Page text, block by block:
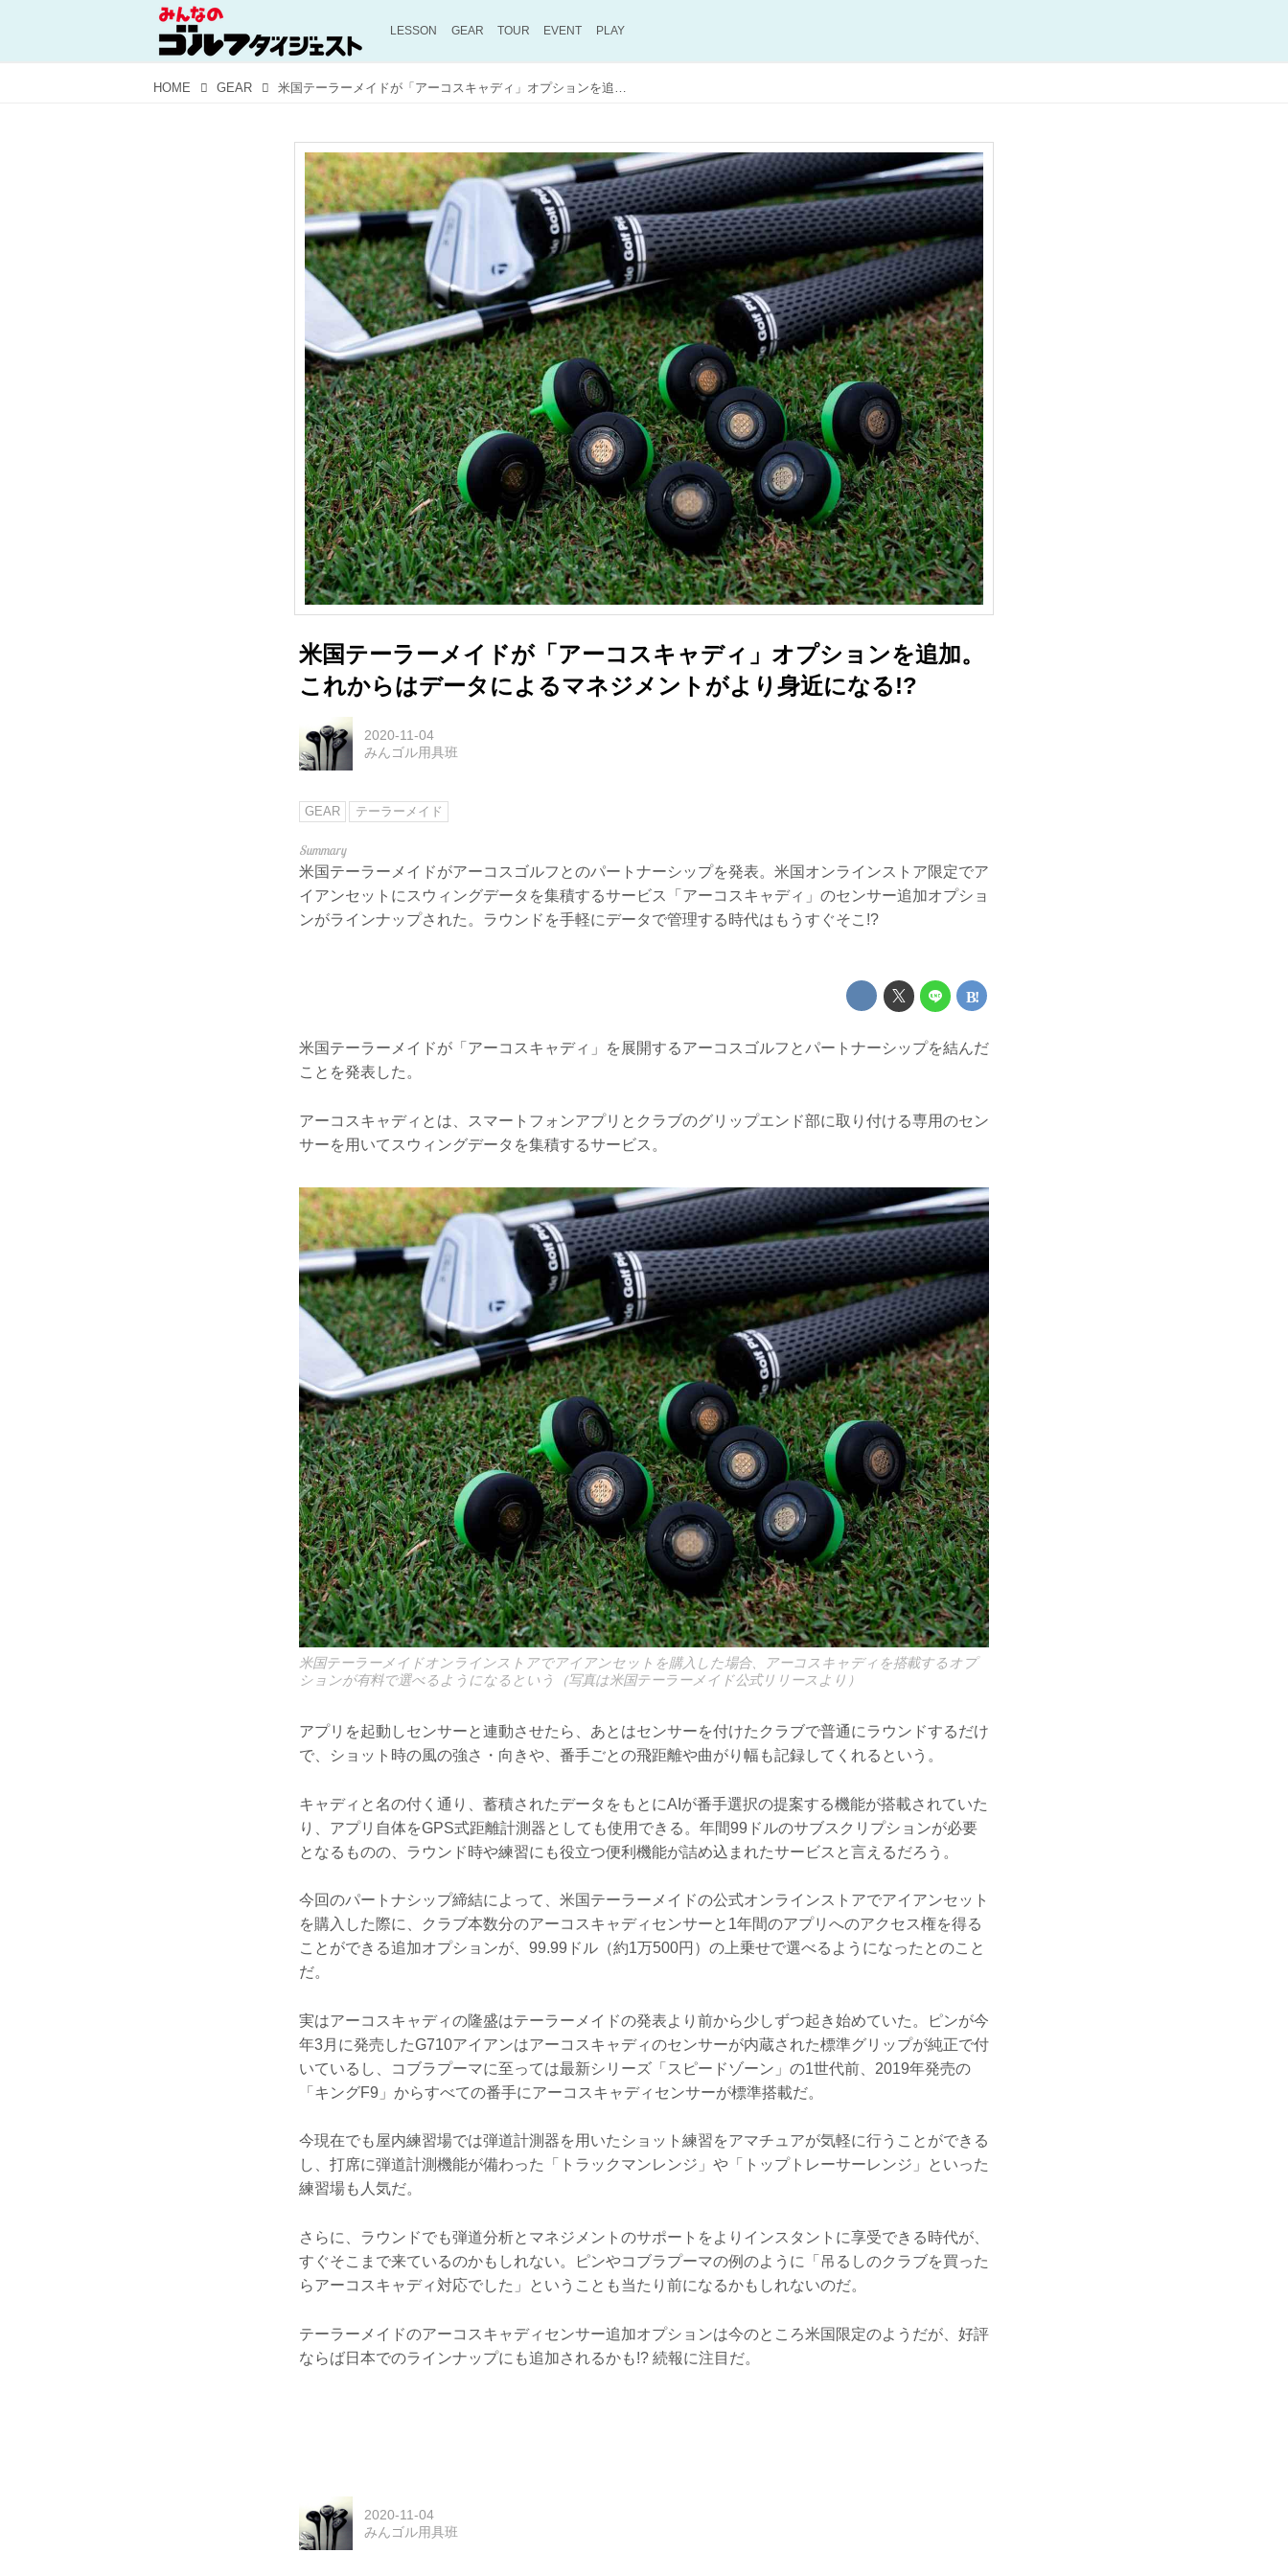
LESSON GEAR TOUR EVENT PLAY
HOME GEAR 米国テーラーメイドが「アーコスキャディ」オプションを追加。これからはデータによるマネジメントがより身近になる!?
米国テーラーメイドが「アーコスキャディ」オプションを追加。
これからはデータによるマネジメントがより身近になる!?
2020-11-04
みんゴル用具班
GEAR テーラーメイド
米国テーラーメイドがアーコスゴルフとのパートナーシップを発表。米国オンラインストア限定でア
イアンセットにスウィングデータを集積するサービス「アーコスキャディ」のセンサー追加オプショ
ンがラインナップされた。ラウンドを手軽にデータで管理する時代はもうすぐそこ!?
米国テーラーメイドが「アーコスキャディ」を展開するアーコスゴルフとパートナーシップを結んだ
ことを発表した。
アーコスキャディとは、スマートフォンアプリとクラブのグリップエンド部に取り付ける専用のセン
サーを用いてスウィングデータを集積するサービス。
米国テーラーメイドオンラインストアでアイアンセットを購入した場合、アーコスキャディを搭載するオプ
ションが有料で選べるようになるという（写真は米国テーラーメイド公式リリースより）
アプリを起動しセンサーと連動させたら、あとはセンサーを付けたクラブで普通にラウンドするだけ
で、ショット時の風の強さ・向きや、番手ごとの飛距離や曲がり幅も記録してくれるという。
キャディと名の付く通り、蓄積されたデータをもとにAIが番手選択の提案する機能が搭載されていた
り、アプリ自体をGPS式距離計測器としても使用できる。年間99ドルのサブスクリプションが必要
となるものの、ラウンド時や練習にも役立つ便利機能が詰め込まれたサービスと言えるだろう。
今回のパートナシップ締結によって、米国テーラーメイドの公式オンラインストアでアイアンセット
を購入した際に、クラブ本数分のアーコスキャディセンサーと1年間のアプリへのアクセス権を得る
ことができる追加オプションが、99.99ドル（約1万500円）の上乗せで選べるようになったとのこと
だ。
実はアーコスキャディの隆盛はテーラーメイドの発表より前から少しずつ起き始めていた。ピンが今
年3月に発売したG710アイアンはアーコスキャディのセンサーが内蔵された標準グリップが純正で付
いているし、コブラプーマに至っては最新シリーズ「スピードゾーン」の1世代前、2019年発売の
「キングF9」からすべての番手にアーコスキャディセンサーが標準搭載だ。
今現在でも屋内練習場では弾道計測器を用いたショット練習をアマチュアが気軽に行うことができる
し、打席に弾道計測機能が備わった「トラックマンレンジ」や「トップトレーサーレンジ」といった
練習場も人気だ。
さらに、ラウンドでも弾道分析とマネジメントのサポートをよりインスタントに享受できる時代が、
すぐそこまで来ているのかもしれない。ピンやコブラプーマの例のように「吊るしのクラブを買った
らアーコスキャディ対応でした」ということも当たり前になるかもしれないのだ。
テーラーメイドのアーコスキャディセンサー追加オプションは今のところ米国限定のようだが、好評
ならば日本でのラインナップにも追加されるかも!? 続報に注目だ。
2020-11-04
みんゴル用具班